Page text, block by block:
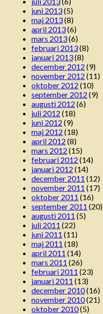
juni 2013(5)
maj 2013(8)
april 2013(6)
mars 2013(6)
februari 2013(8)
januari 2013(8)
december 2012 (9)
november 2012 (11)
oktober 2012 (10)
september 2012 (9)
augusti 2012 (6)
juli 2012 (18)
juni 2012 (9)
maj 2012 (18)
april 2012 (8)
mars 2012 (15)
februari 2012 (14)
januari 2012 (14)
december 2011 (12)
november 2011 (17)
oktober 2011 (16)
september 2011 (20)
augusti 2011 (5)
juli 2011 (22)
juni 2011 (11)
maj 2011 (18)
april 2011 (14)
mars 2011 (26)
februari 2011 (23)
januari 2011 (13)
december 2010(16)
november 2010(21)
oktober 2010(5)